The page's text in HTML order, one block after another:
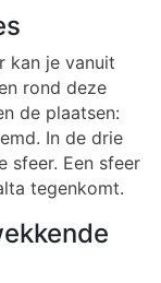
kan je vanuit
rond deze
de plaatsen:
In de drie
sfeer. Een sfeer
tegenkomt.